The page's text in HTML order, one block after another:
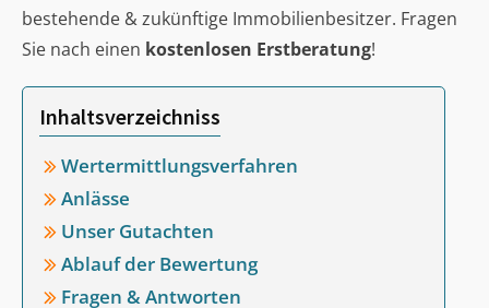
bestehende & zukünftige Immobilienbesitzer. Fragen
Sie nach einen kostenlosen Erstberatung!
Inhaltsverzeichniss
Wertermittlungsverfahren
Anlässe
Unser Gutachten
Ablauf der Bewertung
Fragen & Antworten